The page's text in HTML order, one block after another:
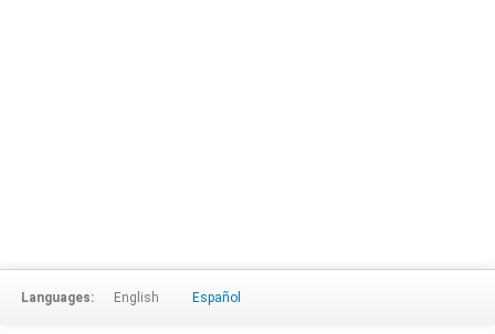
Languages: English Español